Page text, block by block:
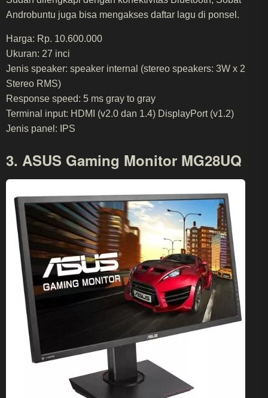
Androbuntu juga bisa mengakses daftar lagu di ponsel.
Harga: Rp. 10.600.000
Ukuran: 27 inci
Jenis speaker: speaker internal (stereo speakers: 3W x 2
Stereo RMS)
Response speed: 5 ms gray to gray
Terminal input: HDMI (v2.0 dan 1.4) DisplayPort (v1.2)
Jenis panel: IPS
3. ASUS Gaming Monitor MG28UQ